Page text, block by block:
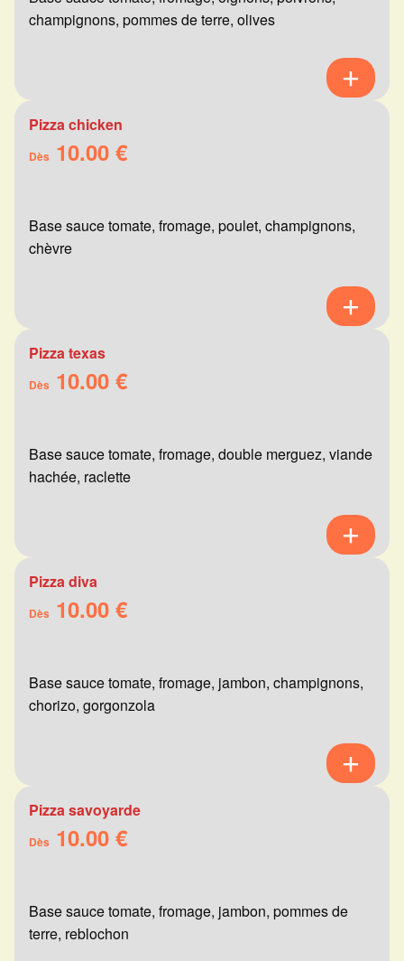
champignons, pommes de terre, olives
Pizza chicken
Dès 10.00 €
Base sauce tomate, fromage, poulet, champignons,
chèvre
Pizza texas
Dès 10.00 €
Base sauce tomate, fromage, double merguez, viande
hachée, raclette
Pizza diva
Dès 10.00 €
Base sauce tomate, fromage, jambon, champignons,
chorizo, gorgonzola
Pizza savoyarde
Dès 10.00 €
Base sauce tomate, fromage, jambon, pommes de
terre, reblochon